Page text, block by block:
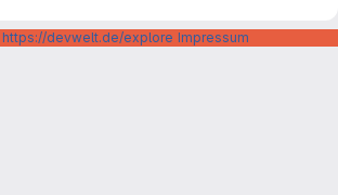
https://devwelt.de/explore Impressum